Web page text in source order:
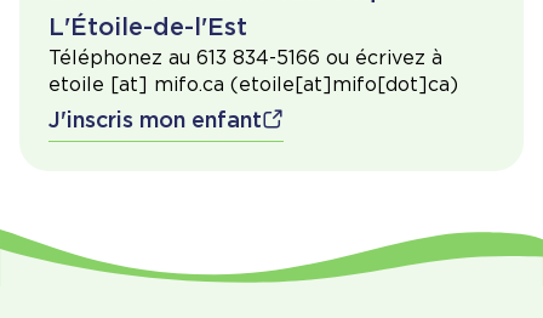
L'Étoile-de-l'Est
Téléphonez au 613 834-5166 ou écrivez à
etoile [at] mifo.ca (etoile[at]mifo[dot]ca)
J'inscris mon enfant